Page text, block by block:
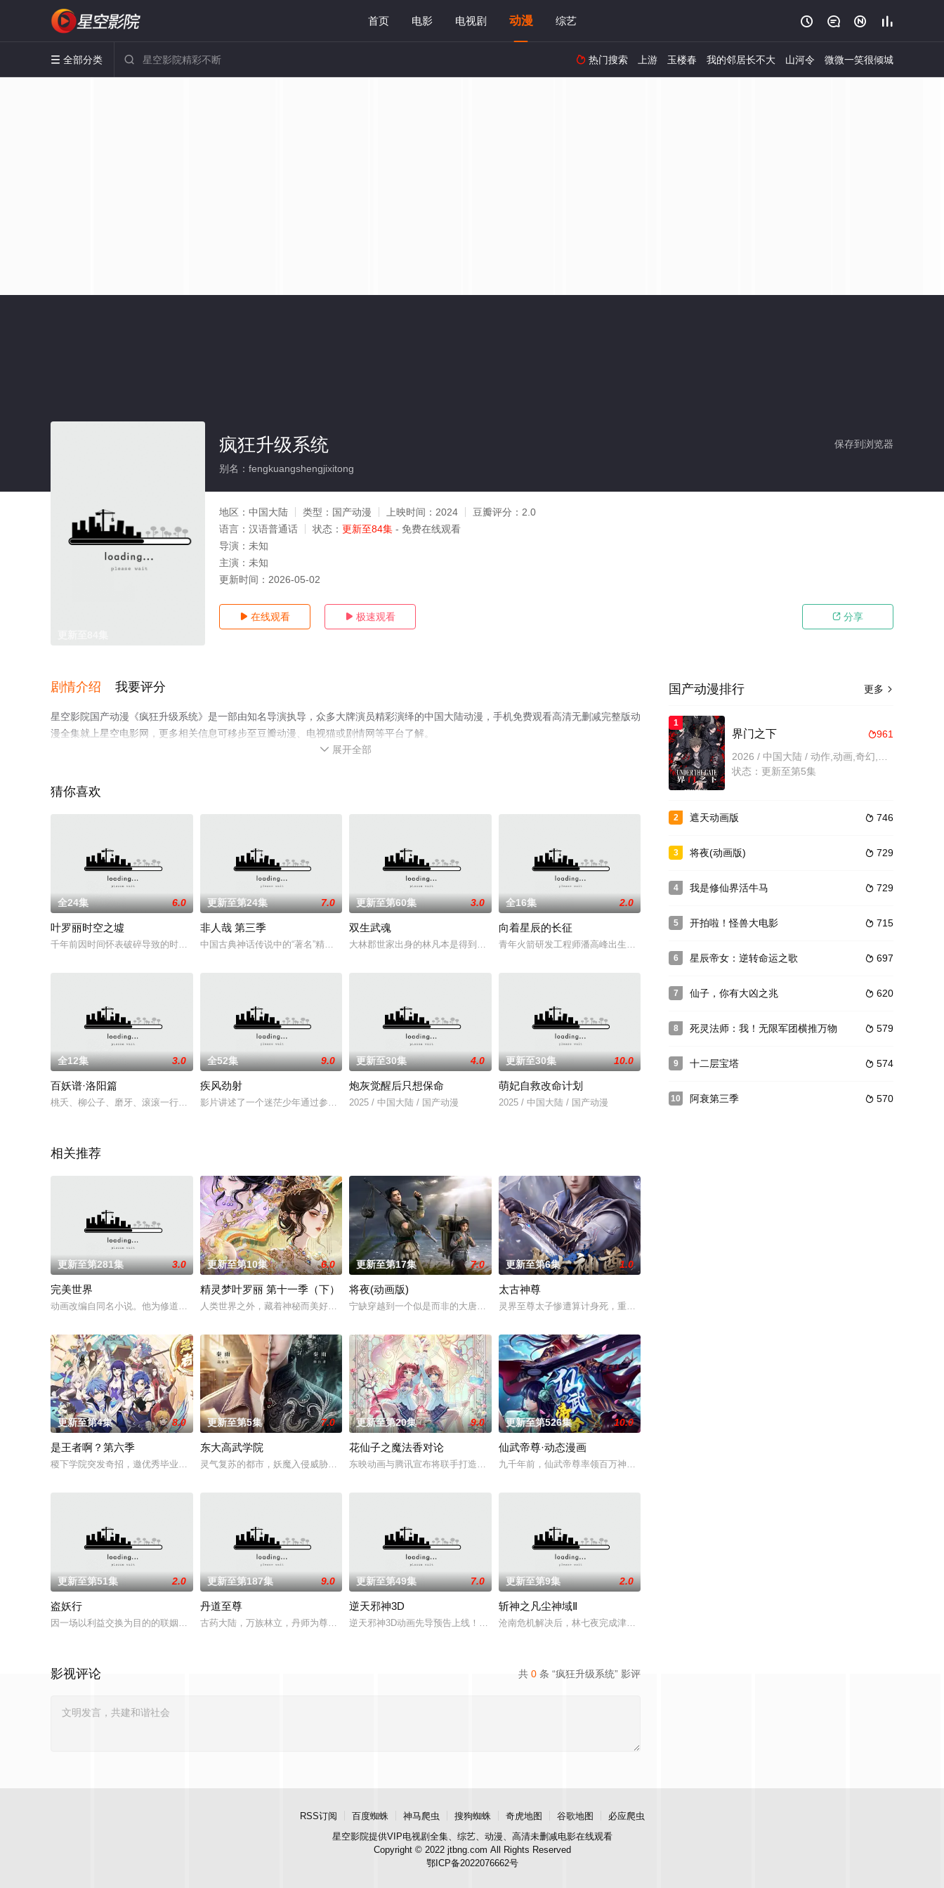
首页 电影 电视剧 动漫 综艺    
 全部分类   热门搜索 上游 玉楼春 我的邻居长不大 山河令 微微一笑很倾城
保存到浏览器
疯狂升级系统
别名：fengkuangshengjixitong
地区： 中国大陆 类型： 国产动漫 上映时间： 2024 豆瓣评分： 2.0
语言： 汉语普通话 状态： 更新至84集 - 免费在线观看
导演： 未知
主演： 未知
更新时间： 2026-05-02
 在线观看  极速观看  分享
剧情介绍 我要评分
星空影院国产动漫《疯狂升级系统》是一部由知名导演执导，众多大牌演员精彩演绎的中国大陆动漫，手机免费观看高清无删减完整版动
漫全集就上星空电影网，更多相关信息可移步至豆瓣动漫、电视猫或剧情网等平台了解。
 展开全部
猜你喜欢
全24集 6.0
叶罗丽时空之墟
千年前因时间怀表破碎导致的时间混乱，灵犀阁仙子在时光洪流的裹挟中被带往不同时空，遇到了意料不到的人和新挑战。在时间旅行中所有人都迎来了命运的转折，找到了各自的答案......
更新至第24集 7.0
非人哉 第三季
中国古典神话传说中的“著名”精怪是如何在现代社会生存下去，他们成为了我们身边有着神仙特色的宅女、暖男、上班族、犬系男友，他们上演着生活中搞笑而怪诞的小故事，关乎快乐
更新至第60集 3.0
双生武魂
大林郡世家出身的林凡本是得到天骄令的绝世天才，却被未婚妻夺走武魂，沦为废物。当来历莫测的大魔寄生林凡身上，重新激活了他被废的武魂
全16集 2.0
向着星辰的长征
青年火箭研发工程师潘高峰出生于1980年代，研究生毕业后进入我国运载火箭的摇篮——航天一院，并有幸成
全12集 3.0
百妖谱·洛阳篇
桃夭、柳公子、磨牙、滚滚一行为了寻找失踪的百妖谱，开启了在洛阳城的探险。期间遇到了绛君、咸鼠、佛眼、玄狏、婴源、人渠、狭怪以及智斗大BOSS百妖谱。
全52集 9.0
疾风劲射
影片讲述了一个迷茫少年通过参与足球运动找到人生目标与梦想的故事。从西班牙某足球青训俱乐部进修归国的教练何安偶然发现了一个天赋异禀的少年，并将这个叫季峰的懵懂少年带
更新至30集 4.0
炮灰觉醒后只想保命
2025 / 中国大陆 / 国产动漫
更新至30集 10.0
萌妃自救改命计划
2025 / 中国大陆 / 国产动漫
相关推荐
更新至第281集 3.0
完美世界
动画改编自同名小说。他为修道而生，为应劫而至，他身化亿万血雨，洒落万古岁月，经历无数时空的熬炼，岁月长河的洗礼，他化万古，他化自在。看男主石昊如何一生极致辉煌，造就无尽传说。
更新至第10集 6.0
精灵梦叶罗丽 第十一季（下）
人类世界之外，藏着神秘而美好的叶罗丽仙境。这里的仙子因自然与人类世界的兴衰而生，也与万物命运相连。当人类世界灾难骤起，风云失色，失衡的力量逐渐波及仙境。危机之中，
更新至第17集 7.0
将夜(动画版)
宁缺穿越到一个似是而非的大唐世界，却发现此处为处处惊险的修行世界，原本以为自己可以从此吃香喝辣，一跃成为人上人时，他却发现自己既
更新至第6集 1.0
太古神尊
灵界至尊太子惨遭算计身死，重生跌落凡尘沦为底层杂役！身怀绝世造化神丹与逆天功法，仅凭一柄锈剑掀
更新至第4集 8.0
是王者啊？第六季
稷下学院突发奇招，邀优秀毕业生返校担任临时“代课老师”！周瑜、诸葛亮展开启“双师对决”，以曜为首的“星之队”和在校生们，在与学长们的奇妙互动中制造爆笑日常。当神秘危机降临，师生们放
更新至第5集 7.0
东大高武学院
灵气复苏的都市，妖魔入侵威胁来袭，天生废灵根的少年秦雨体内意外觉醒神力，被选中成为神秘至强功法万物生的传承人。秦雨加入东大高武学院后逐渐结识侠肝义胆的一群伙伴，一
更新至第20集 9.0
花仙子之魔法香对论
东映动画与腾讯宣布将联手打造『花仙子』全新动画 新作将继承经典、结合潮流、呈现崭新的花仙子世界
更新至第526集 10.0
仙武帝尊·动态漫画
九千年前，仙武帝尊率领百万神将打入太古洪荒，却无一人归来，只有一缕真火遗留世间。九千年后，门派
更新至第51集 2.0
盗妖行
因一场以利益交换为目的的联姻，太玄楼刺客江元与九璇宗圣女韶月奉命成婚。两人在洞房夜发起暗杀，却发现彼此皆是不死之身。为了得到对方宗门的秘宝御妖铃、镇魔钟，两人从死敌转为表面夫妻，虚
更新至第187集 9.0
丹道至尊
古药大陆，万族林立，丹师为尊；双生武脉，再现世间！醉卧美人膝，成就丹道至尊！
更新至第49集 7.0
逆天邪神3D
逆天邪神3D动画先导预告上线！掌天毒之珠，承邪神之血，修逆天之力。高能工作室出品，爱奇艺全网独播，敬请期待！
更新至第9集 2.0
斩神之凡尘神域Ⅱ
沧南危机解决后，林七夜完成津南山为期一年的守夜人集训考核，成为了正式的守夜人后，重回136小队，
共 0 条 “疯狂升级系统” 影评
影视评论
更多 
国产动漫排行
1
961
界门之下
状态：更新至第5集
2  746
遮天动画版
3  729
将夜(动画版)
4  729
我是修仙界活牛马
5  715
开拍啦！怪兽大电影
6  697
星辰帝女：逆转命运之歌
7  620
仙子，你有大凶之兆
8  579
死灵法师：我！无限军团横推万物
9  574
十二层宝塔
10  570
阿衰第三季
RSS订阅 百度蜘蛛 神马爬虫 搜狗蜘蛛 奇虎地图 谷歌地图
必应爬虫
星空影院提供VIP电视剧全集、综艺、动漫、高清未删减电影在线观看
Copyright © 2022 jtbng.com All Rights Reserved
鄂ICP备2022076662号